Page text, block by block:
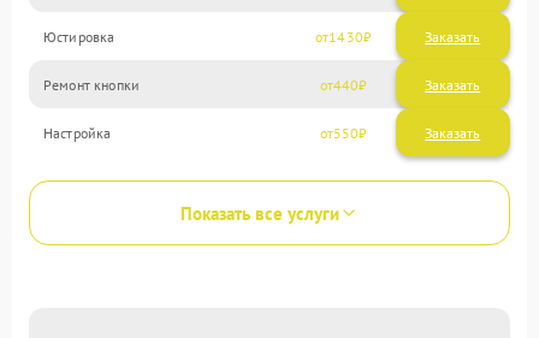
Юстировка 1430
Ремонт кнопки 440
Настройка 550
Показать все услуги